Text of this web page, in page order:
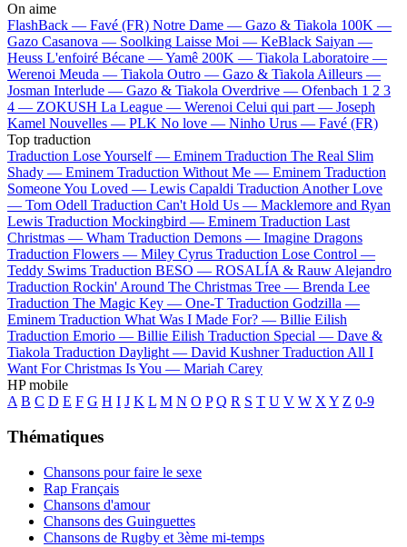
On aime
FlashBack — Favé (FR) Notre Dame — Gazo & Tiakola 100K —
Gazo Casanova — Soolking Laisse Moi — KeBlack Saiyan —
Heuss L'enfoiré Bécane —Yamê 200K — Tiakola Laboratoire —
Werenoi Meuda — Tiakola Outro — Gazo & TiakolaAilleurs —
Josman Interlude — Gazo & Tiakola Overdrive — Ofenbach 1 2 3
4 — ZOKUSH La League — Werenoi Celui qui part — Joseph
Kamel Nouvelles — PLK No love — Ninho Urus — Favé (FR)
Top traduction
Traduction Lose Yourself — Eminem Traduction The Real Slim
Shady — Eminem Traduction Without Me — Eminem Traduction
Someone You Loved — Lewis Capaldi Traduction Another Love
— Tom Odell Traduction Can't Hold Us — Macklemore and Ryan
Lewis Traduction Mockingbird — Eminem Traduction Last
Christmas — Wham Traduction Demons — Imagine Dragons
Traduction Flowers — Miley Cyrus Traduction Lose Control —
Teddy Swims Traduction BESO — ROSALÍA & Rauw Alejandro
Traduction Rockin' Around The Christmas Tree — Brenda Lee
Traduction The Magic Key — One-T Traduction Godzilla —
Eminem Traduction What Was I Made For? — Billie Eilish
Traduction Emorio — Billie Eilish Traduction Special — Dave &
Tiakola Traduction Daylight — David Kushner Traduction All I
Want For Christmas Is You — Mariah Carey
HP mobile
A B C D E F G H I J K L M N O P Q R S T U V W XY Z 0-9
Thématiques
Chansons pour faire le sexe
Rap Français
Chansons d'amour
Chansons des Guinguettes
Chansons de Rugby et 3ème mi-temps